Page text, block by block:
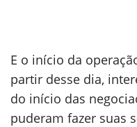
E o início da
partir desse dia,
do início das
puderam fazer suas